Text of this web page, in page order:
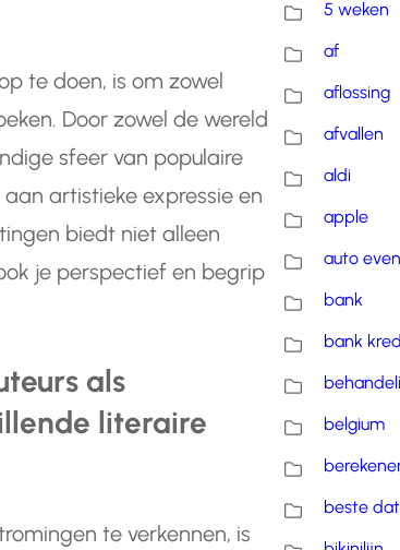
te doen, is om zowel
Door zowel de wereld
sfeer van populaire
artistieke expressie en
biedt niet alleen
je perspectief en begrip
als
literaire
te verkennen, is
5 weken
af
aflossing
afvallen
aldi
apple
auto
bank
bank
belgium
beste